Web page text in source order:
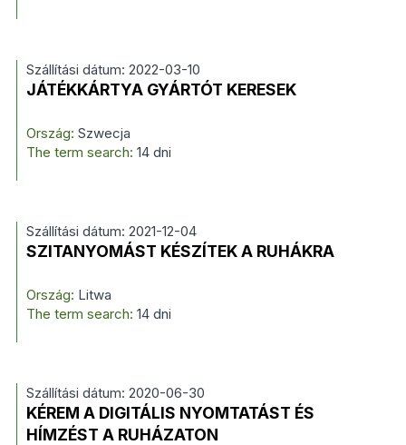
Szállítási dátum: 2022-03-10
JÁTÉKKÁRTYA GYÁRTÓT KERESEK
Ország: Szwecja
The term search: 14 dni
Szállítási dátum: 2021-12-04
SZITANYOMÁST KÉSZÍTEK A RUHÁKRA
Ország: Litwa
The term search: 14 dni
Szállítási dátum: 2020-06-30
KÉREM A DIGITÁLIS NYOMTATÁST ÉS
HÍMZÉST A RUHÁZATON